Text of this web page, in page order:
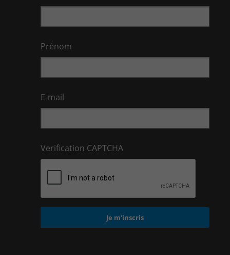
Prénom
E-mail
Verification CAPTCHA